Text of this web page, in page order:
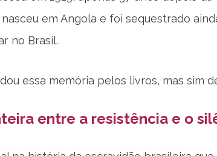
em Angola e foi sequestrado
no Brasil.
essa memória pelos livros, mas sim
entre a resistência e o